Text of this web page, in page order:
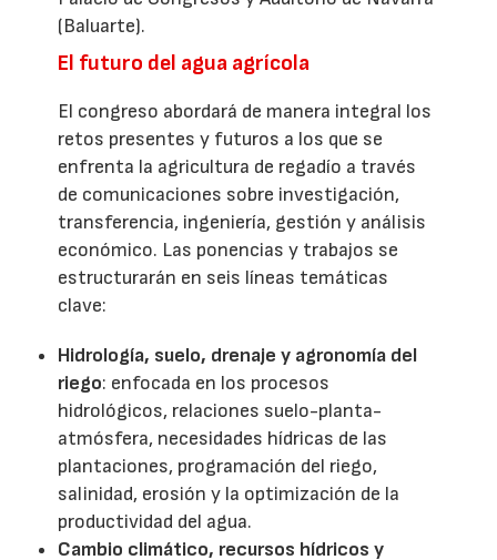
(Baluarte).
El futuro del agua agrícola
El congreso abordará de manera integral los
retos presentes y futuros a los que se
enfrenta la agricultura de regadío a través
de comunicaciones sobre investigación,
transferencia, ingeniería, gestión y análisis
económico. Las ponencias y trabajos se
estructurarán en seis líneas temáticas
clave:
Hidrología, suelo, drenaje y agronomía del
riego: enfocada en los procesos
hidrológicos, relaciones suelo-planta-
atmósfera, necesidades hídricas de las
plantaciones, programación del riego,
salinidad, erosión y la optimización de la
productividad del agua.
Cambio climático, recursos hídricos y